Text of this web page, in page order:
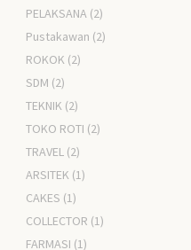
PELAKSANA (2)
Pustakawan (2)
ROKOK (2)
SDM (2)
TEKNIK (2)
TOKO ROTI (2)
TRAVEL (2)
ARSITEK (1)
CAKES (1)
COLLECTOR (1)
FARMASI (1)